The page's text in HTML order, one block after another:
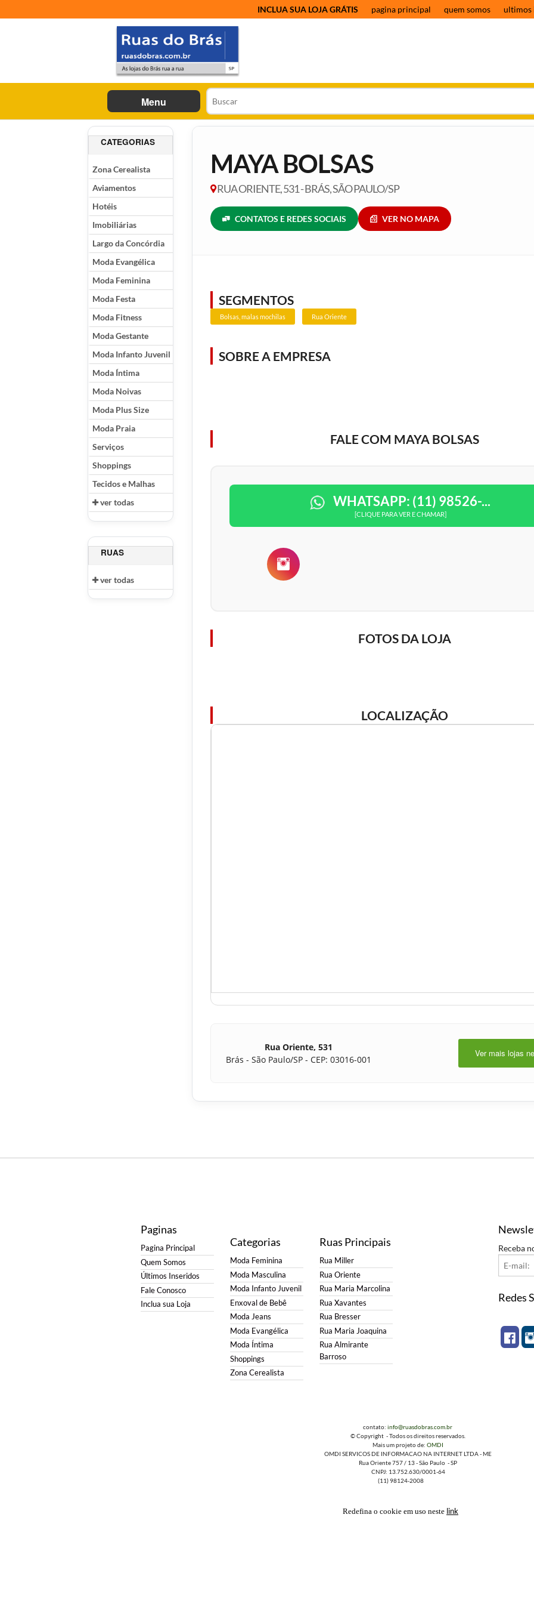
INCLUA SUA LOJA GRÁTIS pagina principal quem somos ultimos
Menu
CATEGORIAS
Zona Cerealista
Aviamentos
Hotéis
Imobiliárias
Largo da Concórdia
Moda Evangélica
Moda Feminina
Moda Festa
Moda Fitness
Moda Gestante
Moda Infanto Juvenil
Moda Íntima
Moda Noivas
Moda Plus Size
Moda Praia
Serviços
Shoppings
Tecidos e Malhas
ver todas
RUAS
ver todas
MAYA BOLSAS
RUA ORIENTE, 531 - BRÁS, SÃO PAULO/SP
CONTATOS E REDES SOCIAIS VER NO MAPA
SEGMENTOS
Bolsas, malas mochilas Rua Oriente
SOBRE A EMPRESA
FALE COM MAYA BOLSAS
WHATSAPP: (11) 98526-...
[CLIQUE PARA VER E CHAMAR]
FOTOS DA LOJA
LOCALIZAÇÃO
Rua Oriente, 531
Brás - São Paulo/SP - CEP: 03016-001
Ver mais lojas
Paginas
Pagina Principal
Quem Somos
Últimos Inseridos
Fale Conosco
Inclua sua Loja
Categorias
Moda Feminina
Moda Masculina
Moda Infanto Juvenil
Enxoval de Bebê
Moda Jeans
Moda Evangélica
Moda Íntima
Shoppings
Zona Cerealista
Ruas Principais
Rua Miller
Rua Oriente
Rua Maria Marcolina
Rua Xavantes
Rua Bresser
Rua Maria Joaquina
Rua Almirante
Barroso
Receba
Redes
contato: info@ruasdobras.com.br
© Copyright - Todos os direitos reservados.
Mais um projeto de: OMDI
OMDI SERVICOS DE INFORMACAO NA INTERNET LTDA - ME
Rua Oriente 757 / 13 - São Paulo - SP
CNPJ: 13.752.630/0001-64
(11) 98124-2008
Redefina o cookie em uso neste link